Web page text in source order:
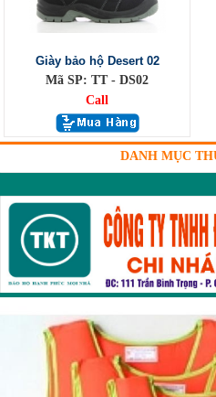
Giày bảo hộ Desert 02
Mã SP: TT - DS02
Call
DANH MỤC